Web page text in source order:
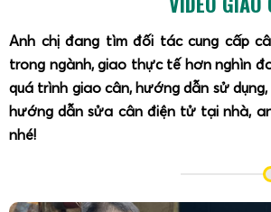
Anh chị đang tìm đối tác cung cấp
trong ngành, giao thực tế hơn nghìn
quá trình giao cân, hướng dẫn sử
hướng dẫn sửa cân điện tử tại nhà,
nhé!